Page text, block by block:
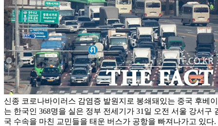
신종 코로나바이러스 감염증 발원지로 봉쇄돼있는 중국 후베
는 한국인 368명을 실은 정부 전세기가 31일 오전 서울 강서구
국 수속을 마친 교민들을 태운 버스가 공항을 빠져나가고 있다